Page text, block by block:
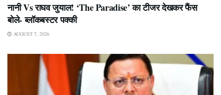
नानी Vs राघव जुयाल! ‘The Paradise’ का टीजर देखकर फैंस
बोले- ब्लॉकबस्टर पक्की
AUGUST 7, 2026